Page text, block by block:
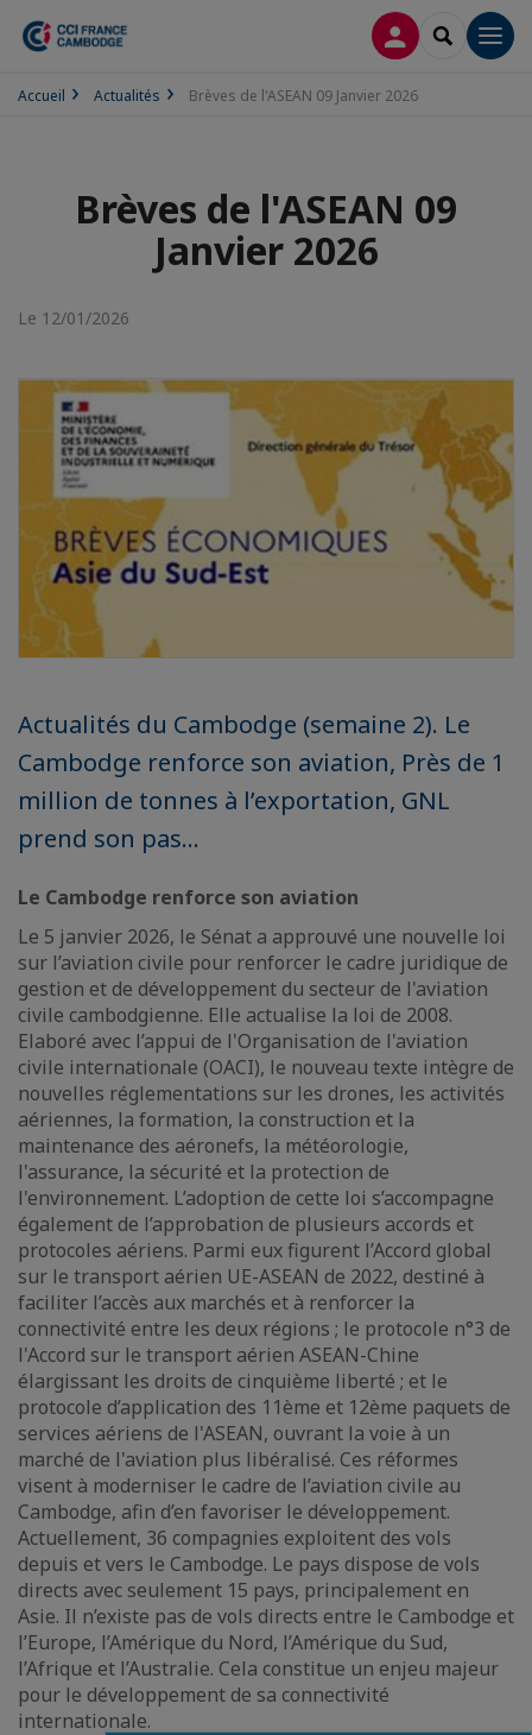
CONNEXION
Accueil Actualités Brèves de l'ASEAN 09 Janvier 2026
Brèves de l'ASEAN 09
Janvier 2026
Le 12/01/2026
Actualités du Cambodge (semaine 2). Le
Cambodge renforce son aviation, Près de 1
million de tonnes à l’exportation, GNL
prend son pas...
Le Cambodge renforce son aviation
Le 5 janvier 2026, le Sénat a approuvé une nouvelle loi
sur l’aviation civile pour renforcer le cadre juridique de
gestion et de développement du secteur de l'aviation
civile cambodgienne. Elle actualise la loi de 2008.
Elaboré avec l’appui de l'Organisation de l'aviation
civile internationale (OACI), le nouveau texte intègre de
nouvelles réglementations sur les drones, les activités
aériennes, la formation, la construction et la
maintenance des aéronefs, la météorologie,
l'assurance, la sécurité et la protection de
l'environnement. L’adoption de cette loi s’accompagne
également de l’approbation de plusieurs accords et
protocoles aériens. Parmi eux figurent l’Accord global
sur le transport aérien UE-ASEAN de 2022, destiné à
faciliter l’accès aux marchés et à renforcer la
connectivité entre les deux régions ; le protocole n°3 de
l'Accord sur le transport aérien ASEAN-Chine
élargissant les droits de cinquième liberté ; et le
protocole d’application des 11ème et 12ème paquets de
services aériens de l'ASEAN, ouvrant la voie à un
marché de l'aviation plus libéralisé. Ces réformes
visent à moderniser le cadre de l’aviation civile au
Cambodge, afin d’en favoriser le développement.
Actuellement, 36 compagnies exploitent des vols
depuis et vers le Cambodge. Le pays dispose de vols
directs avec seulement 15 pays, principalement en
Asie. Il n’existe pas de vols directs entre le Cambodge et
l’Europe, l’Amérique du Nord, l’Amérique du Sud,
l’Afrique et l’Australie. Cela constitue un enjeu majeur
pour le développement de sa connectivité
internationale.